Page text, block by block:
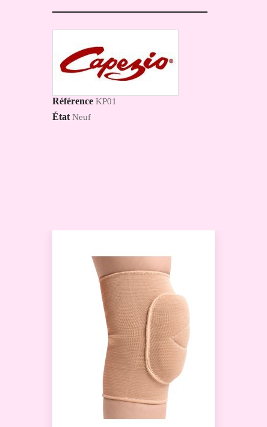
Référence KP01
État Neuf